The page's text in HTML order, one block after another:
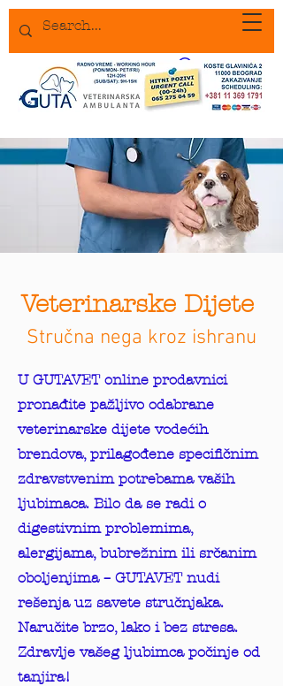
Veterinarske Dijete
Stručna nega kroz ishranu
U GUTAVET online prodavnici
pronađite pažljivo odabrane
veterinarske dijete vodećih
brendova, prilagođene specifičnim
zdravstvenim potrebama vaših
ljubimaca. Bilo da se radi o
digestivnim problemima,
alergijama, bubrežnim ili srčanim
oboljenjima – GUTAVET nudi
rešenja uz savete stručnjaka.
Naručite brzo, lako i bez stresa.
Zdravlje vašeg ljubimca počinje od
tanjira!